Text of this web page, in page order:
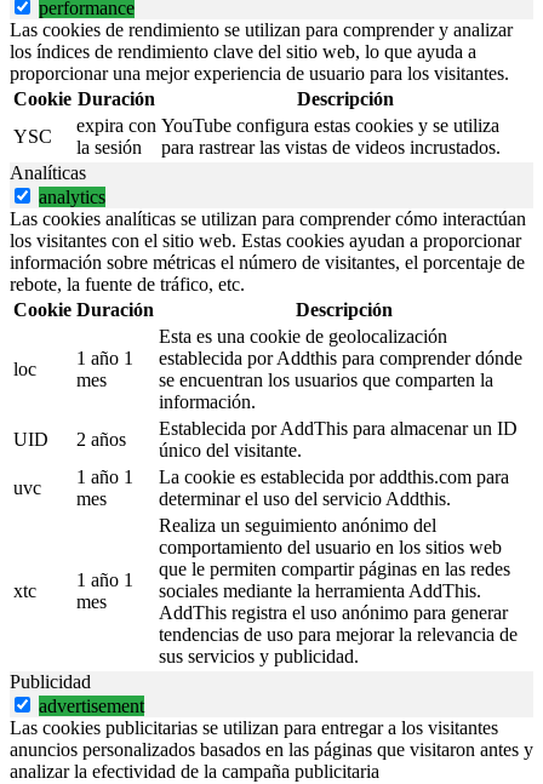
performance
Las cookies de rendimiento se utilizan para comprender y analizar
los índices de rendimiento clave del sitio web, lo que ayuda a
proporcionar una mejor experiencia de usuario para los visitantes.
Cookie Duración
Descripción
YSC
expira con
la sesión
YouTube configura estas cookies y se utiliza
para rastrear las vistas de videos incrustados.
Analíticas
analytics
Las cookies analíticas se utilizan para comprender cómo interactúan
los visitantes con el sitio web. Estas cookies ayudan a proporcionar
información sobre métricas el número de visitantes, el porcentaje de
rebote, la fuente de tráfico, etc.
Cookie Duración Descripción
loc
1 año 1
mes
Esta es una cookie de geolocalización
establecida por Addthis para comprender dónde
se encuentran los usuarios que comparten la
información.
UID
2 años
Establecida por AddThis para almacenar un ID
único del visitante.
uvc
1 año 1
mes
La cookie es establecida por addthis.com para
determinar el uso del servicio Addthis.
xtc
1 año 1
mes
Realiza un seguimiento anónimo del
comportamiento del usuario en los sitios web
que le permiten compartir páginas en las redes
sociales mediante la herramienta AddThis.
AddThis registra el uso anónimo para generar
tendencias de uso para mejorar la relevancia de
sus servicios y publicidad.
Publicidad
advertisement
Las cookies publicitarias se utilizan para entregar a los visitantes
anuncios personalizados basados en las páginas que visitaron antes y
analizar la efectividad de la campaña publicitaria